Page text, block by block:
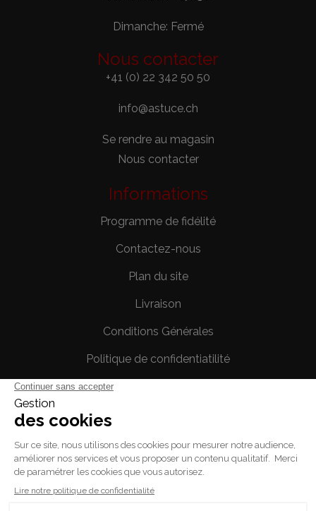
Dimanche: Fermé
Nous contacter
+41 (0) 22 342 50 50
info@astuce.ch
Se rendre au magasin
Nous contacter
Informations
Programme de fidélité
Contactez-nous
Plan du site
Livraison
Conditions Générales
Politique de confidentiatilité
Votre compte
Informations personnelles
Commandes